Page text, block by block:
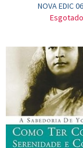
NOVA EDIC
Esgotado